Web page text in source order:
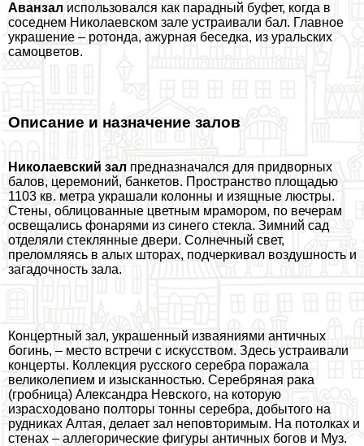
Аванзал использовался как парадный буфет, когда в
соседнем Николаевском зале устраивали бал. Главное
украшение – ротонда, ажурная беседка, из уральских
самоцветов.
Описание и назначение залов
Николаевский зал предназначался для придворных
балов, церемоний, банкетов. Прострaнcтво площадью
1103 кв. метра украшали колонны и изящные люстры.
Стены, облицованные цветным мрамором, по вечерам
освещались фонарями из синего стекла. Зимний сад
отделяли стеклянные двери. Солнечный свет,
преломляясь в алых шторах, подчеркивал воздушность и
загадочность зала.
Концертный зал, украшенный изваяниями античных
богинь, – место встречи с искусством. Здесь устраивали
концерты. Коллекция русского серебра поражала
великолепием и изысканностью. Серебряная paка
(гробница) Александра Невского, на которую
израсходовано полторы тонны серебра, добытого на
рудниках Алтая, делает зал неповторимым. На потолках и
стенах – аллегорические фигуры античных богов и Муз.